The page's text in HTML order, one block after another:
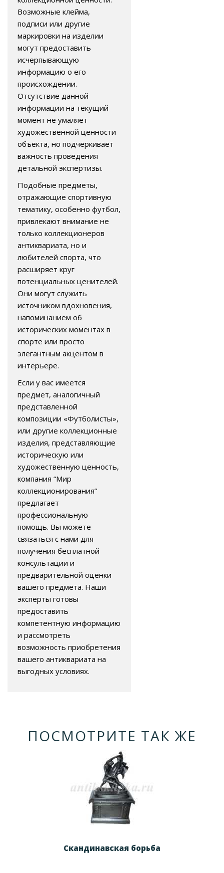
Возможные клейма,
подписи или другие
маркировки на изделии
могут предоставить
исчерпывающую
информацию о его
происхождении.
Отсутствие данной
информации на текущий
момент не умаляет
художественной ценности
объекта, но подчеркивает
важность проведения
детальной экспертизы.
Подобные предметы,
отражающие спортивную
тематику, особенно футбол,
привлекают внимание не
только коллекционеров
антиквариата, но и
любителей спорта, что
расширяет круг
потенциальных ценителей.
Они могут служить
источником вдохновения,
напоминанием об
исторических моментах в
спорте или просто
элегантным акцентом в
интерьере.
Если у вас имеется
предмет, аналогичный
представленной
композиции «Футболисты»,
или другие коллекционные
изделия, представляющие
историческую или
художественную ценность,
компания “Мир
коллекционирования”
предлагает
профессиональную
помощь. Вы можете
связаться с нами для
получения бесплатной
консультации и
предварительной оценки
вашего предмета. Наши
эксперты готовы
предоставить
компетентную информацию
и рассмотреть
возможность приобретения
вашего антиквариата на
выгодных условиях.
ПОСМОТРИТЕ ТАК ЖЕ
Скандинавская борьба